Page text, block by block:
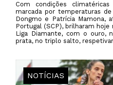
Com condições
marcada por temperaturas
Dongmo e Patrícia Mamona,
Portugal (SCP), brilharam
Liga Diamante, com o ouro,
prata, no triplo salto,
NOTÍCIAS